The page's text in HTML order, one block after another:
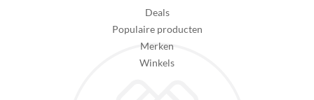
Deals
Populaire producten
Merken
Winkels